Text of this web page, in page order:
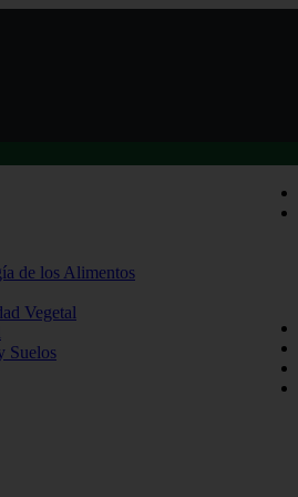
de los Alimentos
Vegetal
Suelos